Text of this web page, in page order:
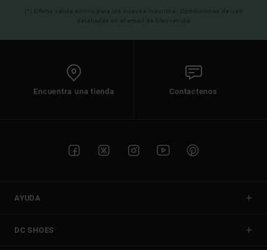
(*) Oferta valida online para los nuevos inscritos. Condiciones de uso
detalladas en el email de bienvenida
Encuentra una tienda Contactenos
AYUDA
DC SHOES